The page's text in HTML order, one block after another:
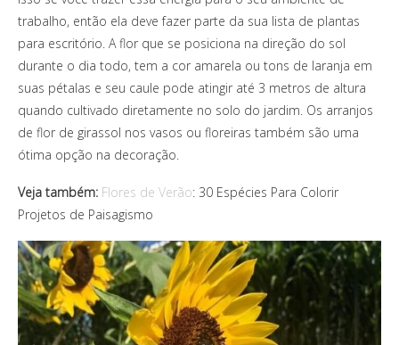
trabalho, então ela deve fazer parte da sua lista de plantas
para escritório. A flor que se posiciona na direção do sol
durante o dia todo, tem a cor amarela ou tons de laranja em
suas pétalas e seu caule pode atingir até 3 metros de altura
quando cultivado diretamente no solo do jardim. Os arranjos
de flor de girassol nos vasos ou floreiras também são uma
ótima opção na decoração.
Veja também: Flores de Verão: 30 Espécies Para Colorir
Projetos de Paisagismo